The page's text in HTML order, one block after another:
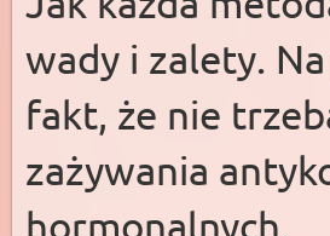
wady i zalety.
fakt, że nie
zażywania
hormonalnych.